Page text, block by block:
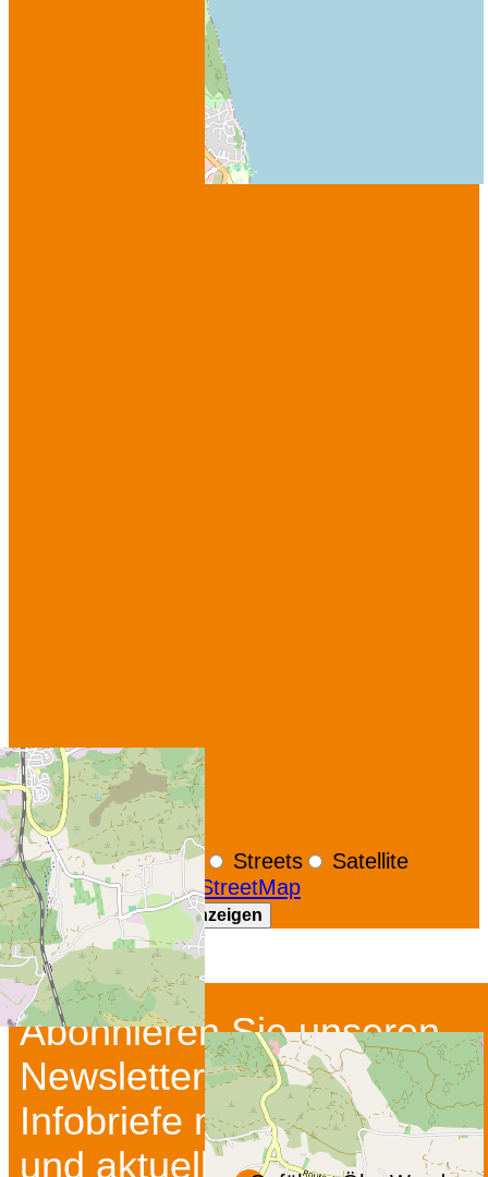
+−
OpenStreetMap
Streets
Satellite
Leaflet |©OpenStreetMap
GoogleMaps-Karte anzeigen
Abonnieren Sie unseren
Newsletter und unsere
Infobriefe mit Insidertipps
und aktuellen